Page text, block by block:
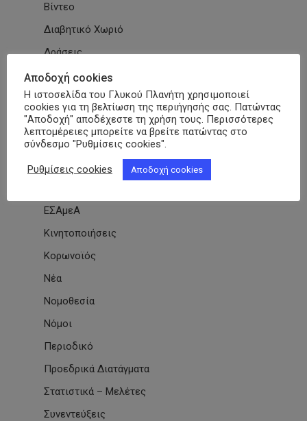
Βίντεο
Διαβητικό Χωριό
Δράσεις
Εγκύκλιοι
Εθνικές & Διεθνείς Συμβάσεις
Εκδηλώσεις Συλλόγων
Εκπαίδευση
Εκπαιδευτικά Μαθήματα
ΕΣΑμεΑ
Κινητοποιήσεις
Κορωνοϊός
Νέα
Νομοθεσία
Νόμοι
Περιοδικό
Προεδρικά Διατάγματα
Στατιστικά – Μελέτες
Συνεντεύξεις
Αποδοχή cookies
Η ιστοσελίδα του Γλυκού Πλανήτη χρησιμοποιεί
cookies για τη βελτίωση της περιήγησής σας. Πατώντας
"Αποδοχή" αποδέχεστε τη χρήση τους. Περισσότερες
λεπτομέρειες μπορείτε να βρείτε πατώντας στο
σύνδεσμο "Ρυθμίσεις cookies".
Ρυθμίσεις cookies Αποδοχή cookies